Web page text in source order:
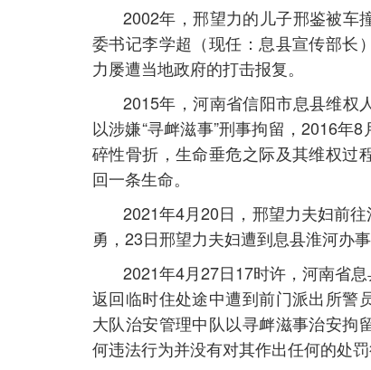
2002年，邢望力的儿子邢鉴被车
委书记李学超（现任：息县宣传部长
力屡遭当地政府的打击报复。
2015年，河南省信阳市息县维权
以涉嫌“寻衅滋事”刑事拘留，2016年
碎性骨折，生命垂危之际及其维权过
回一条生命。
2021年4月20日，邢望力夫妇前
勇，23日邢望力夫妇遭到息县淮河办
2021年4月27日17时许，河南省
返回临时住处途中遭到前门派出所警
大队治安管理中队以寻衅滋事治安拘
何违法行为并没有对其作出任何的处罚